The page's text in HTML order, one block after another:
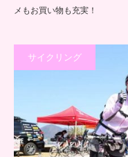
メもお買い物も充実！
サイクリング